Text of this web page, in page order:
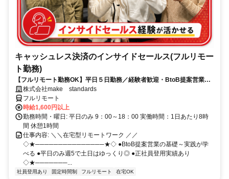
キャッシュレス決済のインサイドセールス(フルリモー
ト勤務)
【フルリモート勤務OK】平日５日勤務／経験者歓迎・BtoB提案営業で
スキルアップ
株式会社make standards
フルリモート
時給1,600円以上
勤務時間・曜日: 平日のみ 9：00～18：00 実働時間：1日あたり8時
間 休憩1時間
仕事内容: ＼＼在宅型リモートワーク ／／
◇★───────────────★◇ ●BtoB提案営業の基礎～実践が学
べる ●平日のみ週5で土日はゆっくり◎ ●正社員登用実績あり
◇★───────...
社員登用あり 固定時間制 フルリモート 在宅OK